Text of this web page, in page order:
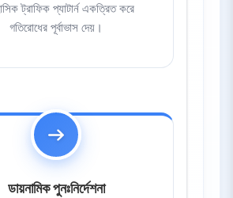
ট্রাফিক প্যাটার্ন একত্রিত করে
গতিরোধের পূর্বাভাস দেয়।
ডায়নামিক পুনঃনির্দেশনা